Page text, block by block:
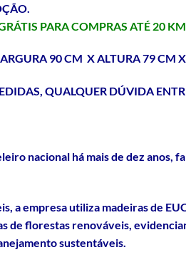
PARA COMPRAS ATÉ 20
90 CM X ALTURA 79 CM
QUALQUER DÚVIDA
nacional há mais de dez anos,
a empresa utiliza madeiras de
de florestas renováveis,
sustentáveis.